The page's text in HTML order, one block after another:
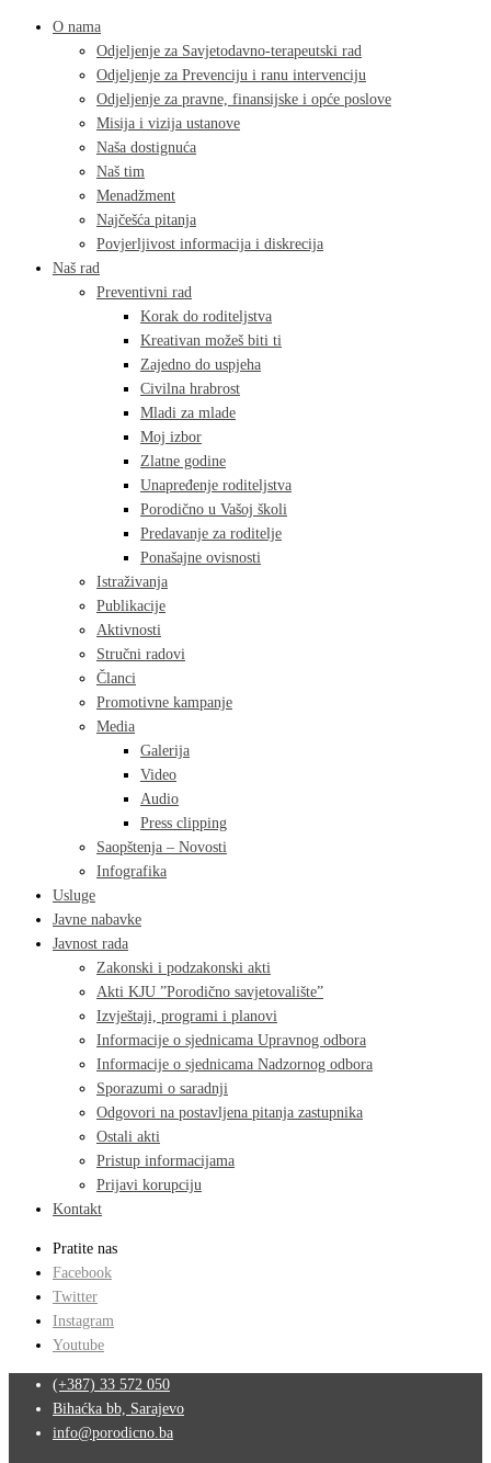
O nama
Odjeljenje za Savjetodavno-terapeutski rad
Odjeljenje za Prevenciju i ranu intervenciju
Odjeljenje za pravne, finansijske i opće poslove
Misija i vizija ustanove
Naša dostignuća
Naš tim
Menadžment
Najčešća pitanja
Povjerljivost informacija i diskrecija
Naš rad
Preventivni rad
Korak do roditeljstva
Kreativan možeš biti ti
Zajedno do uspjeha
Civilna hrabrost
Mladi za mlade
Moj izbor
Zlatne godine
Unapređenje roditeljstva
Porodično u Vašoj školi
Predavanje za roditelje
Ponašajne ovisnosti
Istraživanja
Publikacije
Aktivnosti
Stručni radovi
Članci
Promotivne kampanje
Media
Galerija
Video
Audio
Press clipping
Saopštenja – Novosti
Infografika
Usluge
Javne nabavke
Javnost rada
Zakonski i podzakonski akti
Akti KJU ”Porodično savjetovalište”
Izvještaji, programi i planovi
Informacije o sjednicama Upravnog odbora
Informacije o sjednicama Nadzornog odbora
Sporazumi o saradnji
Odgovori na postavljena pitanja zastupnika
Ostali akti
Pristup informacijama
Prijavi korupciju
Kontakt
Pratite nas
Facebook
Twitter
Instagram
Youtube
(+387) 33 572 050
Bihaćka bb, Sarajevo
info@porodicno.ba